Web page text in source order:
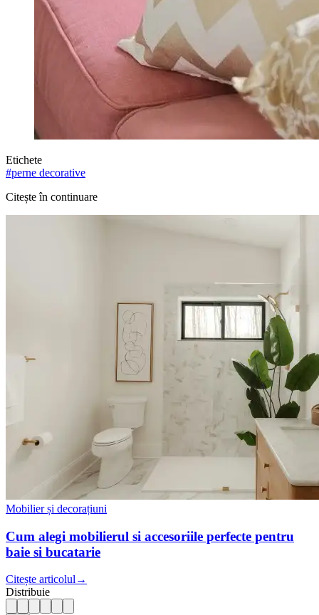
Etichete
#perne decorative
Citește în continuare
Mobilier și decorațiuni
Cum alegi mobilierul si accesoriile perfecte pentru
baie si bucatarie
Citește articolul →
Distribuie